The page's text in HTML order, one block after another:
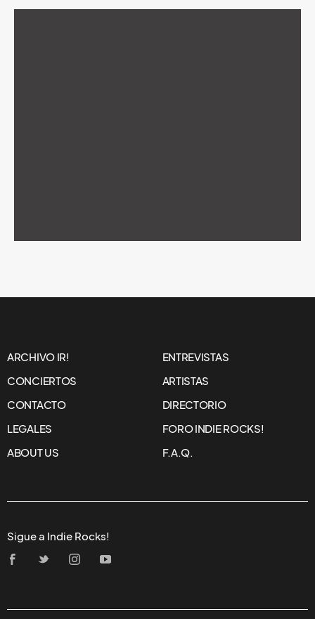
ARCHIVO IR!
ENTREVISTAS
CONCIERTOS
ARTISTAS
CONTACTO
DIRECTORIO
LEGALES
FORO INDIE ROCKS!
ABOUT US
F.A.Q.
Sigue a Indie Rocks!